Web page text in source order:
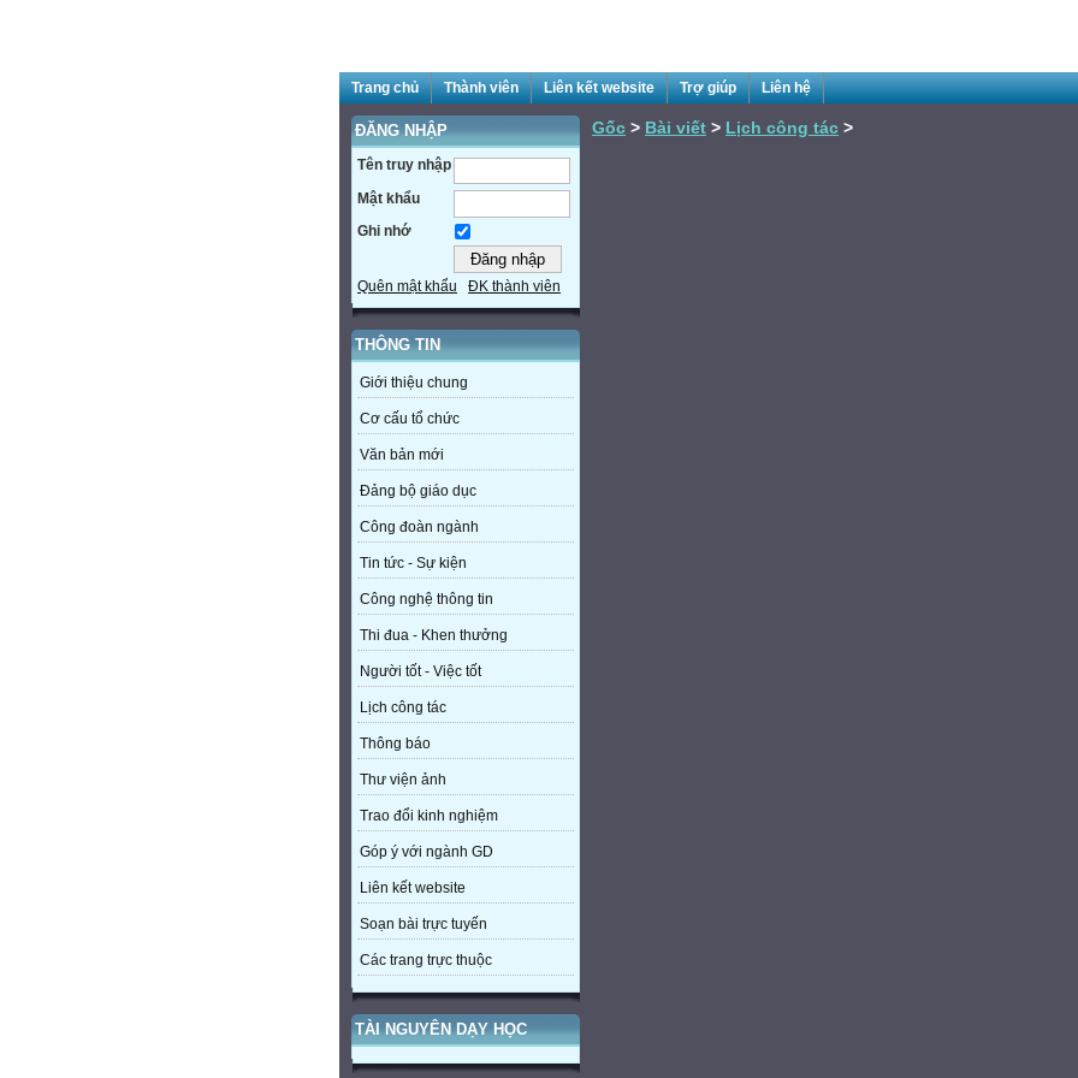
Trang chủ Thành viên Liên kết website Trợ giúp Liên hệ
ĐĂNG NHẬP
Tên truy nhập
Mật khẩu
Ghi nhớ
Quên mật khẩu ĐK thành viên
THÔNG TIN
Giới thiệu chung
Cơ cấu tổ chức
Văn bản mới
Đảng bộ giáo dục
Công đoàn ngành
Tin tức - Sự kiện
Công nghệ thông tin
Thi đua - Khen thưởng
Người tốt - Việc tốt
Lịch công tác
Thông báo
Thư viện ảnh
Trao đổi kinh nghiệm
Góp ý với ngành GD
Liên kết website
Soạn bài trực tuyến
Các trang trực thuộc
TÀI NGUYÊN DẠY HỌC
Gốc > Bài viết > Lịch công tác >